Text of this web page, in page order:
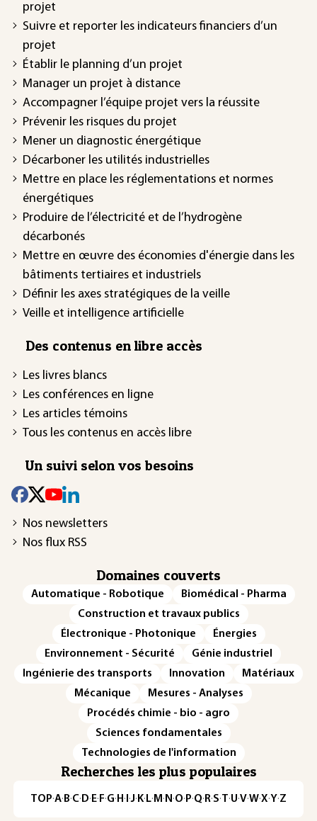
projet
Suivre et reporter les indicateurs financiers d’un
projet
Établir le planning d’un projet
Manager un projet à distance
Accompagner l’équipe projet vers la réussite
Prévenir les risques du projet
Mener un diagnostic énergétique
Décarboner les utilités industrielles
Mettre en place les réglementations et normes
énergétiques
Produire de l’électricité et de l’hydrogène
décarbonés
Mettre en œuvre des économies d'énergie dans les
bâtiments tertiaires et industriels
Définir les axes stratégiques de la veille
Veille et intelligence artificielle
Des contenus en libre accès
Les livres blancs
Les conférences en ligne
Les articles témoins
Tous les contenus en accès libre
Un suivi selon vos besoins
Nos newsletters
Nos flux RSS
Domaines couverts
Automatique - Robotique
Biomédical - Pharma
Construction et travaux publics
Électronique - Photonique
Énergies
Environnement - Sécurité
Génie industriel
Ingénierie des transports
Innovation
Matériaux
Mécanique
Mesures - Analyses
Procédés chimie - bio - agro
Sciences fondamentales
Technologies de l'information
Recherches les plus populaires
TOP·A·B·C· D· E· F·G· H · ·J· K· L· M · N ·O· P·Q· R·S·T·U·V·W·X·Y·Z